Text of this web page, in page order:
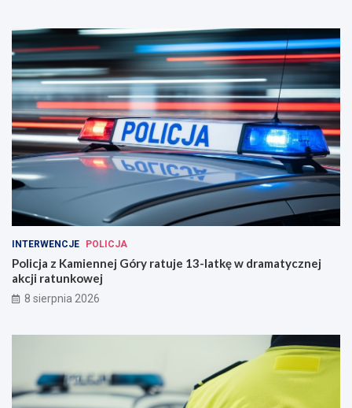
INTERWENCJE POLICJA
Policja z Kamiennej Góry ratuje 13-latkę w dramatycznej
akcji ratunkowej
8 sierpnia 2026